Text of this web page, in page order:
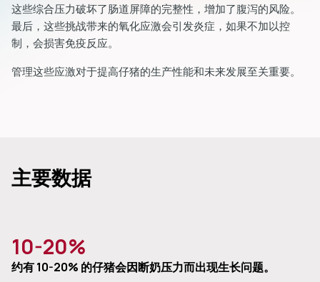
这些综合压力破坏了肠道屏障的完整性，增加了腹泻的风险。
最后，这些挑战带来的氧化应激会引发炎症，如果不加以控
制，会损害免疫反应。
管理这些应激对于提高仔猪的生产性能和未来发展至关重要。
主要数据
10-20%
约有 10-20% 的仔猪会因断奶压力而出现生长问题。